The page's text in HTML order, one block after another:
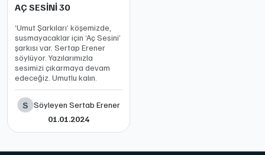
AÇ SESİNİ 30
‘Umut Şarkıları’ köşemizde,
susmayacaklar için ‘Aç Sesini’
şarkısı var. Sertap Erener
söylüyor. Yazılarımızla
sesimizi çıkarmaya devam
edeceğiz. Umutlu kalın.
S Söyleyen Sertab Erener
01.01.2024